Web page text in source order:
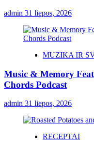
admin 31 liepos, 2026
MUZIKA IR
Music & Memory
Chords Podcast
admin 31 liepos, 2026
RECEPTAI